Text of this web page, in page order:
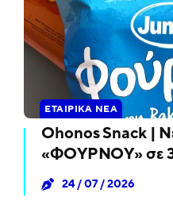
ΕΤΑΙΡΙΚΆ ΝΈΑ
Ohonos Snack |
«ΦΟΥΡΝΟΥ» σε
24 / 07 / 2026